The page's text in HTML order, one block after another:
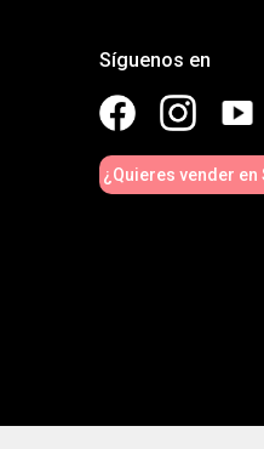
Síguenos en
¿Quieres vender en